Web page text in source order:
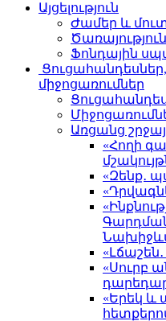
Այցելություն
Ժամեր և
Ֆոնդային
Ցուցահանդեսներ,
միջոցառումներ
Առցանց
«Հողի
«Զենք․
«Սուրբ
«Երեկ և